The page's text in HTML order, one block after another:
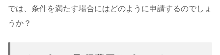
では、条件を満たす場合にはどのように申請するのでしょ
うか？